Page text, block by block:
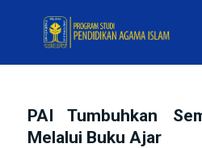
PAI Tumbuhkan
Melalui Buku Ajar